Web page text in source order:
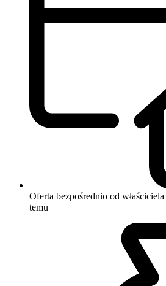
Oferta bezpośrednio od właściciela
temu